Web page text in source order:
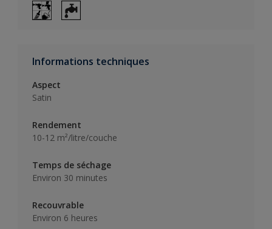
Informations techniques
Aspect
Satin
Rendement
10-12 m²/litre/couche
Temps de séchage
Environ 30 minutes
Recouvrable
Environ 6 heures